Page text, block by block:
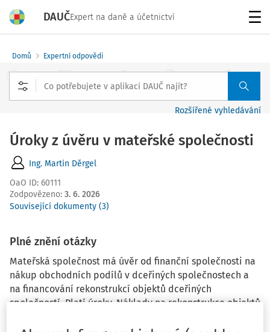
DAUČExpert na daně a účetnictví
Domů Expertní odpovědi
Rozšířené vyhledávání
Úroky z úvěru v mateřské společnosti
Ing. Martin Děrgel
OaO ID: 60111
Zodpovězeno: 3. 6. 2026
Související dokumenty (3)
Plné znění otázky
Mateřská společnost má úvěr od finanční společnosti na
nákup obchodních podílů v dceřiných společnostech a
na financování rekonstrukcí objektů dceřiných
společností. Platí úroky. Náklady na rekonstrukce objektů